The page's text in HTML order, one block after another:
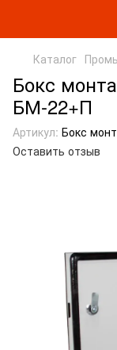
Каталог
Бокс
БМ-22+П
Артикул: Бокс
Оставить отзыв